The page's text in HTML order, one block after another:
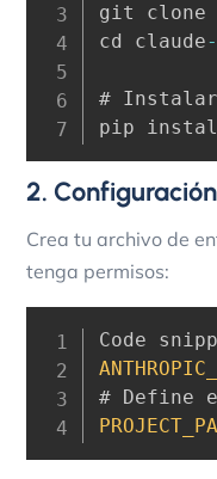
git clone
cd claude-
# Instalar
pip
2.
Crea tu archivo de
tenga permisos: